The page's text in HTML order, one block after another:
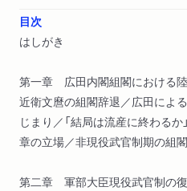
目次
はしがき
第一章 広田内閣組閣における
近衛文麿の組閣辞退／広田によ
じまり／「結局は流産に終わる
章の立場／非現役武官制期の組
第二章 軍部大臣現役武官制の